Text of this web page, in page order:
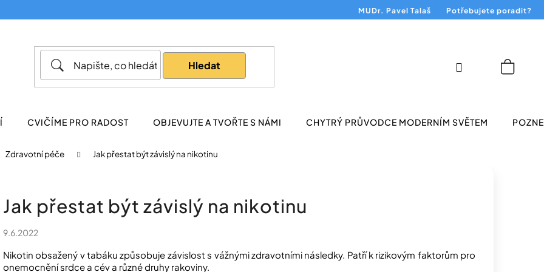
MUDr. Pavel Talaš Potřebujete poradit?
Hledat
CVIČÍME PRO RADOST OBJEVUJTE A TVOŘTE S NÁMI CHYTRÝ PRŮVODCE MODERNÍM SVĚTEM
Přihlášení
Zdravotní péče Jak přestat být závislý na nikotinu
Jak přestat být závislý na nikotinu
9.6.2022
Nikotin obsažený v tabáku způsobuje závislost s vážnými zdravotními následky. Patří k rizikovým faktorům pro
onemocnění srdce a cév a různé druhy rakoviny.
Co potřebujete najít?